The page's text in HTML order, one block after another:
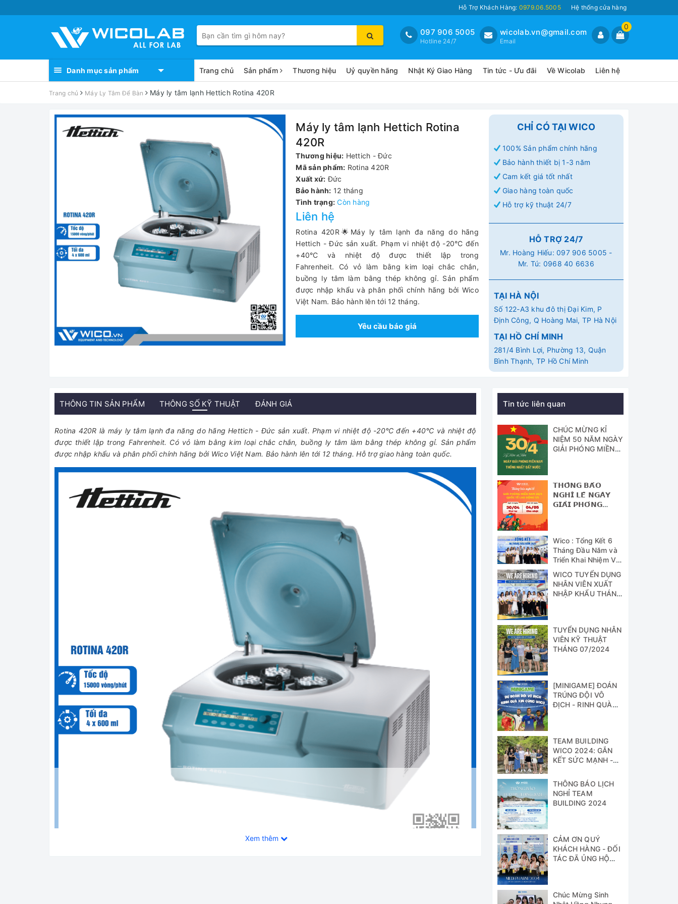
Hỗ Trợ Khách Hàng: 0979.06.5005 Hệ thống cửa hàng
0
wicolab.vn@gmail.com
Email
097 906 5005
Hotline 24/7
Danh mục sản phẩm Trang chủ Sản phẩm Thương hiệu Uỷ quyền hãng Nhật Ký Giao Hàng Tin tức - Ưu đãi Về Wicolab Liên hệ
Trang chủ Máy Ly Tâm Để Bàn Máy ly tâm lạnh Hettich Rotina 420R
Máy ly tâm lạnh Hettich Rotina
420R
Thương hiệu: Hettich - Đức
Mã sản phẩm: Rotina 420R
Xuất xứ: Đức
Bảo hành: 12 tháng
Tình trạng: Còn hàng
Liên hệ
Rotina 420R🌟Máy ly tâm lạnh đa năng do hãng
Hettich - Đức sản xuất. Phạm vi nhiệt độ -20°C đến
+40°C và nhiệt độ được thiết lập trong
Fahrenheit. Có vỏ làm bằng kim loại chắc chắn,
buồng ly tâm làm bằng thép không gỉ. Sản phẩm
được nhập khẩu và phân phối chính hãng bởi Wico
Việt Nam. Bảo hành lên tới 12 tháng.
Yêu cầu báo giá
CHỈ CÓ TẠI WICO
100% Sản phẩm chính hãng
Bảo hành thiết bị 1-3 năm
Cam kết giá tốt nhất
Giao hàng toàn quốc
Hỗ trợ kỹ thuật 24/7
HỖ TRỢ 24/7
Mr. Hoàng Hiếu:097 906 5005 -
Mr. Tú: 0968 40 6636
TẠI HÀ NỘI
Số 122-A3 khu đô thị Đại Kim, P
Định Công, Q Hoàng Mai, TP Hà Nội
TẠI HỒ CHÍ MINH
281/4 Bình Lợi, Phường 13, Quận
Bình Thạnh, TP Hồ Chí Minh
THÔNG TIN SẢN PHẨM THÔNG SỐ KỸ THUẬT ĐÁNH GIÁ
Rotina 420R là máy ly tâm lạnh đa năng do hãng Hettich - Đức sản xuất. Phạm vi nhiệt độ -20°C đến +40°C và nhiệt độ
được thiết lập trong Fahrenheit. Có vỏ làm bằng kim loại chắc chắn, buồng ly tâm làm bằng thép không gỉ. Sản phẩm
được nhập khẩu và phân phối chính hãng bởi Wico Việt Nam. Bảo hành lên tới 12 tháng. Hỗ trợ giao hàng toàn quốc.
Xem thêm
Tin tức liên quan
CHÚC MỪNG KỈ
NIỆM 50 NĂM NGÀY
GIẢI PHÓNG MIỀN
𝗧𝗛𝗢̂𝗡𝗚 𝗕𝗔́𝗢
𝗡𝗚𝗛𝗜̉ 𝗟𝗘̂̃ 𝗡𝗚𝗔̀𝗬
𝗚𝗜𝗔̉𝗜 𝗣𝗛𝗢́𝗡𝗚
(𝟭/𝟱)
Wico : Tổng Kết 6
Tháng Đầu Năm và
Triển Khai Nhiệm Vụ
Công Tác 6 Tháng
Cuối Năm 2024
WICO TUYỂN DỤNG
NHÂN VIÊN XUẤT
NHẬP KHẨU THÁNG
TUYỂN DỤNG NHÂN
VIÊN KỸ THUẬT
THÁNG 07/2024
[MINIGAME] ĐOÁN
TRÚNG ĐỘI VÔ
ĐỊCH - RINH QUÀ
TEAM BUILDING
WICO 2024: GẮN
KẾT SỨC MẠNH -
THÀNH CÔNG
THÔNG BÁO LỊCH
NGHỈ TEAM
BUILDING 2024
CẢM ƠN QUÝ
KHÁCH HÀNG - ĐỐI
TÁC ĐÃ ỦNG HỘ
Chúc Mừng Sinh